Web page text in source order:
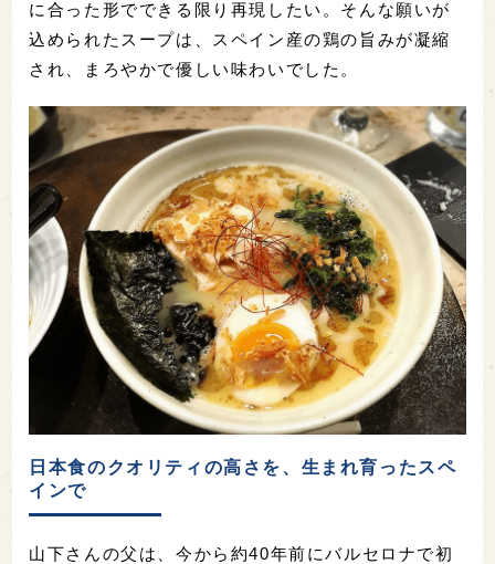
に合った形でできる限り再現したい。そんな願いが
込められたスープは、スペイン産の鶏の旨みが凝縮
され、まろやかで優しい味わいでした。
日本食のクオリティの高さを、生まれ育ったスペ
インで
山下さんの父は、今から約40年前にバルセロナで初